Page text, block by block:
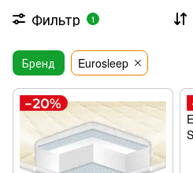
Матрасы топперы 140х190
Матрасы топперы 160х190
Матрасы топперы 160х200
Матрасы топперы 180х200
Фильтр 1
Бренд Eurosleep